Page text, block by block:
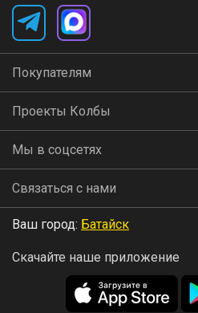
Покупателям
Проекты Колбы
Мы в соцсетях
Связаться с нами
Ваш город: Батайск
Скачайте наше приложение